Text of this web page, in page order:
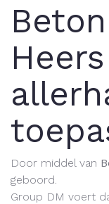
Door middel van
geboord.
Group DM voert